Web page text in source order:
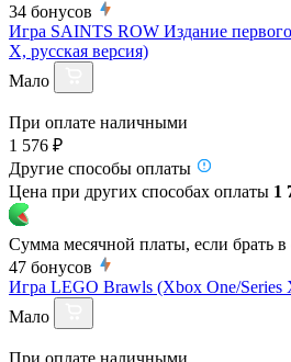
34 бонусов
Игра SAINTS ROW Издание
X, русская версия)
Мало
При оплате наличными
1 576 ₽
Другие способы оплаты
Цена при других способах оплаты 1
Сумма месячной платы, если брать в
47 бонусов
Игра LEGO Brawls (Xbox One/Series
Мало
При оплате наличными